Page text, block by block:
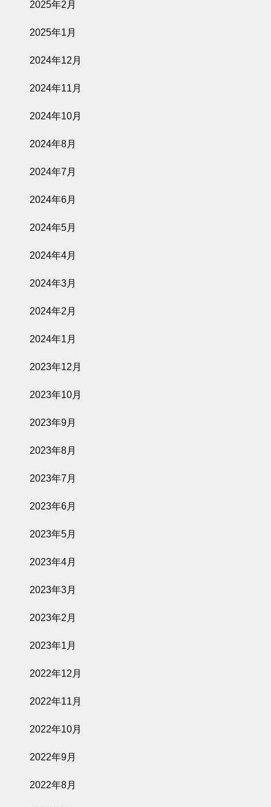
2025年2月
2025年1月
2024年12月
2024年11月
2024年10月
2024年8月
2024年7月
2024年6月
2024年5月
2024年4月
2024年3月
2024年2月
2024年1月
2023年12月
2023年10月
2023年9月
2023年8月
2023年7月
2023年6月
2023年5月
2023年4月
2023年3月
2023年2月
2023年1月
2022年12月
2022年11月
2022年10月
2022年9月
2022年8月